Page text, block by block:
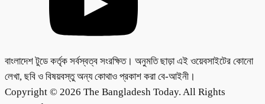
বাংলাদেশ টুডে কর্তৃক সর্বস্বত্ব সংরক্ষিত। অনুমতি ছাড়া এই ওয়েবসাইটের কোনো
লেখা, ছবি ও বিষয়বস্তু অন্য কোথাও প্রকাশ করা বে-আইনী।
Copyright © 2026 The Bangladesh Today. All Rights